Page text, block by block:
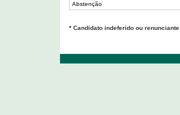
Abstenção
* Candidato indeferido ou renunciante